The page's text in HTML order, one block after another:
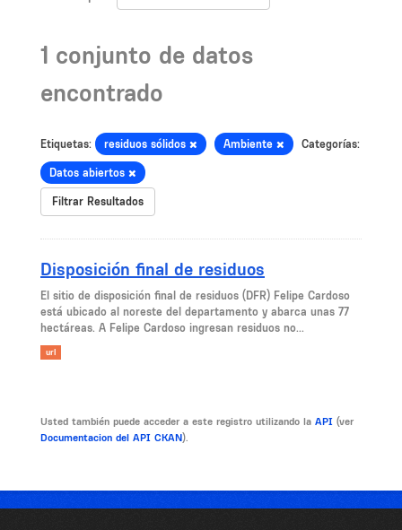
1 conjunto de datos
encontrado
Etiquetas: residuos sólidos Ambiente Categorías:
Datos abiertos
Filtrar Resultados
Disposición final de residuos
El sitio de disposición final de residuos (DFR) Felipe Cardoso
está ubicado al noreste del departamento y abarca unas 77
hectáreas. A Felipe Cardoso ingresan residuos no...
url
Usted también puede acceder a este registro utilizando la API (ver
Documentacion del API CKAN).